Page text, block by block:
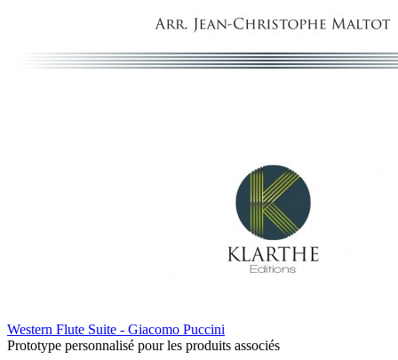
Western Flute Suite - Giacomo Puccini
Prototype personnalisé pour les produits associés